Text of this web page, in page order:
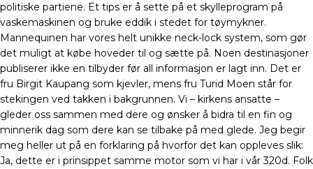
politiske partiene. Et tips er å sette på et skylleprogram på
vaskemaskinen og bruke eddik i stedet for tøymykner.
Mannequinen har vores helt unikke neck-lock system, som gør
det muligt at købe hoveder til og sætte på. Noen destinasjoner
publiserer ikke en tilbyder før all informasjon er lagt inn. Det er
fru Birgit Kaupang som kjevler, mens fru Turid Moen står for
stekingen ved takken i bakgrunnen. Vi – kirkens ansatte –
gleder oss sammen med dere og ønsker å bidra til en fin og
minnerik dag som dere kan se tilbake på med glede. Jeg begir
meg heller ut på en forklaring på hvorfor det kan oppleves slik:
Ja, dette er i prinsippet samme motor som vi har i vår 320d. Folk